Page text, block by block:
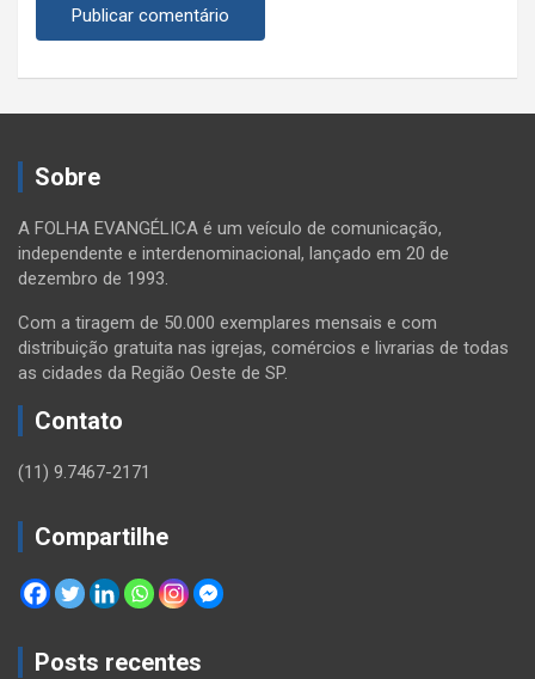
Sobre
A FOLHA EVANGÉLICA é um veículo de comunicação,
independente e interdenominacional, lançado em 20 de
dezembro de 1993.
Com a tiragem de 50.000 exemplares mensais e com
distribuição gratuita nas igrejas, comércios e livrarias de todas
as cidades da Região Oeste de SP.
Contato
(11) 9.7467-2171
Compartilhe
Posts recentes